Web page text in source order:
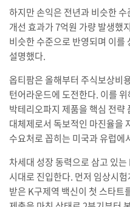
하지만 손익은 전년과 비슷한
개선 효과가 7억원 가량 발생했
비슷한 수준으로 반영되며 이를
설명했다.
옵티팜은 올해부터 주식보상비
턴어라운드에 도전한다. 이를
박테리오파지 제품을 핵심 전략
대체제로서 독보적인 마진율을
수요처로 꼽히는 미국과 유럽에
차세대 성장 동력으로 삼고 있
시대로 진입한다. 먼저 임상시
받은 K구제역 백신이 첫 스타트